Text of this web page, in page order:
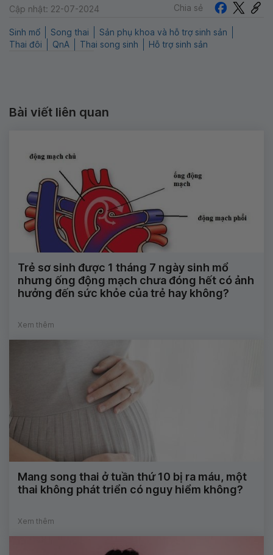
Cập nhật: 22-07-2024 Chia sẻ
Sinh mổ Song thai
Sản phụ khoa và hỗ trợ sinh sản
Thai đôi
QnA Thai song sinh Hỗ trợ sinh sản
Bài viết liên quan
Trẻ sơ sinh được 1 tháng 7 ngày sinh mổ
nhưng ống động mạch chưa đóng hết có ảnh
hưởng đến sức khỏe của trẻ hay không?
Xem thêm
Mang song thai ở tuần thứ 10 bị ra máu, một
thai không phát triển có nguy hiểm không?
Xem thêm